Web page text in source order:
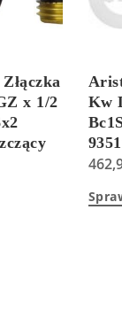
x 1/2
Royal
Kw